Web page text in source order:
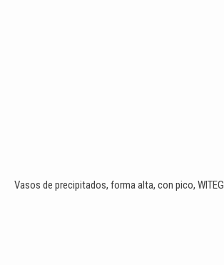
Vasos de precipitados, forma alta, con pico, WITEG